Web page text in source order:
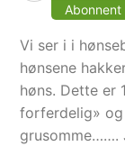
Abonnent
Vi ser i i
hønsene
høns. Dette er
forferdelig»
grusomme…….